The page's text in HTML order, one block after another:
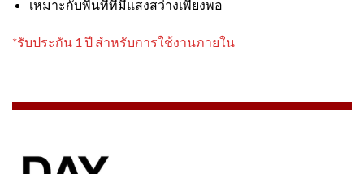
เหมาะกับพื้นที่ที่มีแสงสว่างเพียงพอ
*รับประกัน 1 ปี สำหรับการใช้งานภายใน